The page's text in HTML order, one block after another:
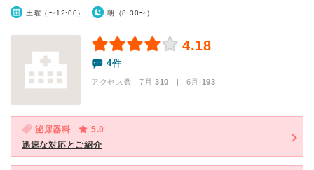
土曜（〜12:00） 朝（8:30〜）
4.18
4件
アクセス数 7月:310 | 6月:193
泌尿器科
5.0
迅速な対応とご紹介